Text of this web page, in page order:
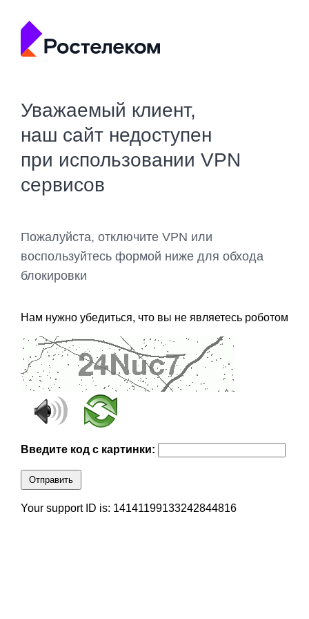
Уважаемый клиент,
наш сайт недоступен
при использовании VPN
сервисов
Пожалуйста, отключите VPN или
воспользуйтесь формой ниже для обхода
блокировки
Нам нужно убедиться, что вы не являетесь роботом
Введите код с картинки:
Отправить
Your support ID is: 14141199133242844816